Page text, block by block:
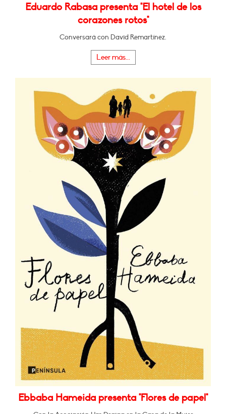
Eduardo Rabasa presenta "El hotel de los
corazones rotos"
Conversará con David Remartínez.
Leer más...
Ebbaba Hameida presenta "Flores de papel"